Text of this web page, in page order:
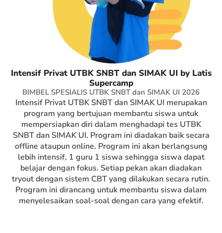
Intensif Privat UTBK SNBT dan SIMAK UI by Latis
Supercamp
BIMBEL SPESIALIS UTBK SNBT dan SIMAK UI 2026
Intensif Privat UTBK SNBT dan SIMAK UI merupakan
program yang bertujuan membantu siswa untuk
mempersiapkan diri dalam menghadapi tes UTBK
SNBT dan SIMAK UI. Program ini diadakan baik secara
offline ataupun online. Program ini akan berlangsung
lebih intensif, 1 guru 1 siswa sehingga siswa dapat
belajar dengan fokus. Setiap pekan akan diadakan
tryout dengan sistem CBT yang dilakukan secara rutin.
Program ini dirancang untuk membantu siswa dalam
menyelesaikan soal-soal dengan cara yang efektif.